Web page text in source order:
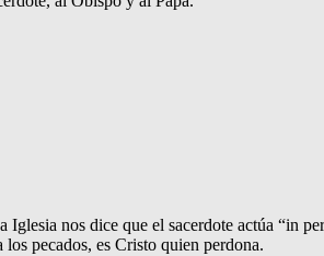
nos dice que el sacerdote actúa “in
pecados, es Cristo quien perdona.